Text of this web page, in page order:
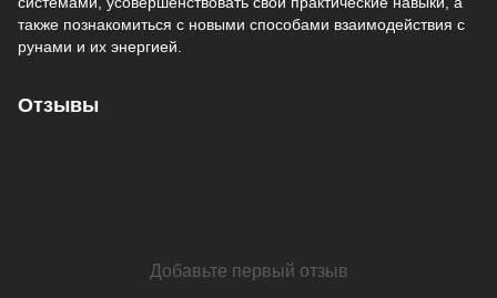
также познакомиться с новыми способами взаимодействия с
рунами и их энергией.
Отзывы
Добавьте первый отзыв